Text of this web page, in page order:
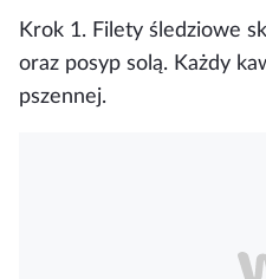
Krok 1. Filety śledziowe
oraz posyp solą. Każdy
pszennej.